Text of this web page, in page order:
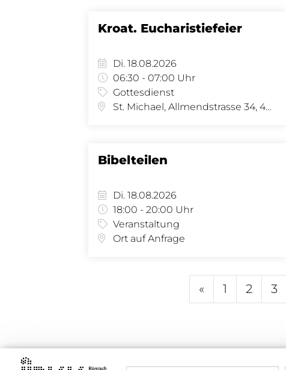
Kroat. Eucharistiefeier
Di. 18.08.2026
06:30 - 07:00 Uhr
Gottesdienst
St. Michael, Allmendstrasse 34, 4058 Basel
Bibelteilen
Di. 18.08.2026
18:00 - 20:00 Uhr
Veranstaltung
Ort auf Anfrage
« 1 2 3